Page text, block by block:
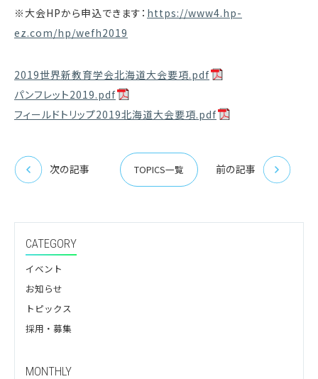
※大会HPから申込できます： https://www4.hp-
ez.com/hp/wefh2019
2019世界新教育学会北海道大会要項.pdf
パンフレット2019.pdf
フィールドトリップ2019北海道大会要項.pdf
次の記事 TOPICS一覧 前の記事
CATEGORY
イベント
お知らせ
トピックス
採用・募集
MONTHLY